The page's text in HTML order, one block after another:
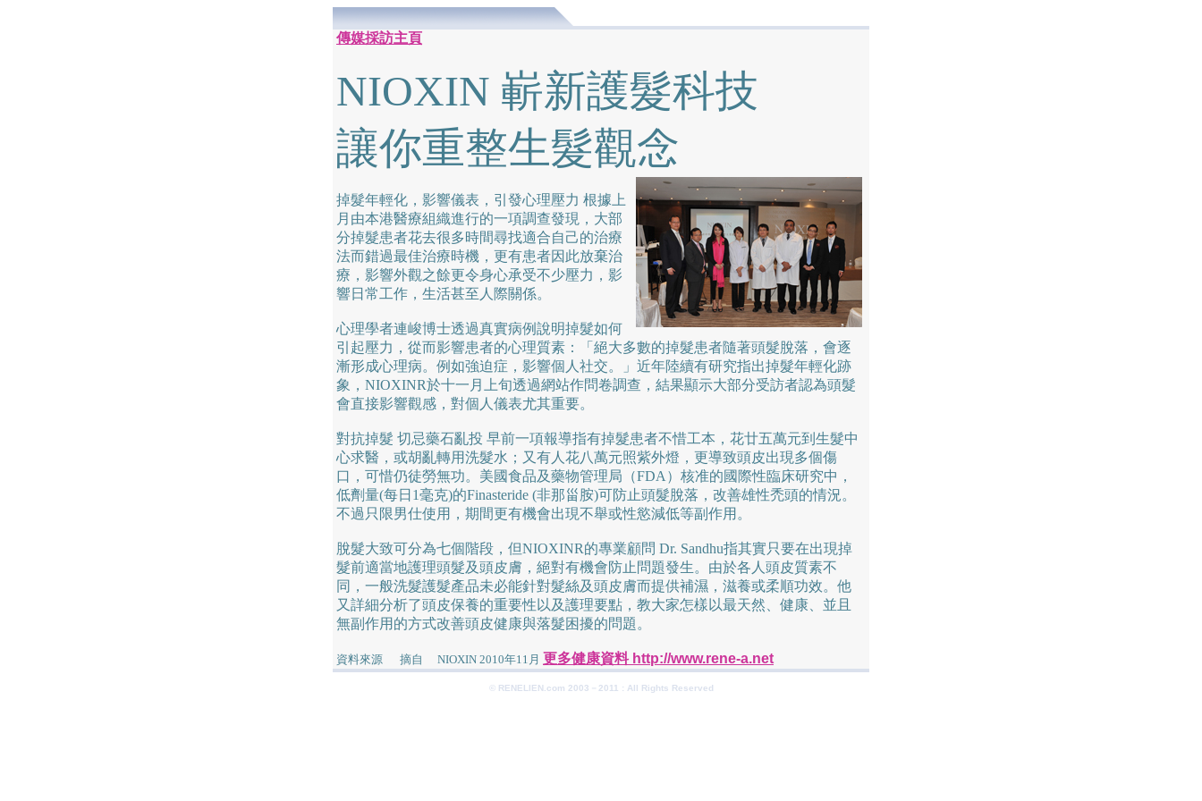
傳媒採訪主頁
NIOXIN 嶄新護髮科技
讓你重整生髮觀念
掉髮年輕化，影響儀表，引發心理壓力 根據上
月由本港醫療組織進行的一項調查發現，大部
分掉髮患者花去很多時間尋找適合自己的治療
法而錯過最佳治療時機，更有患者因此放棄治
療，影響外觀之餘更令身心承受不少壓力，影
響日常工作，生活甚至人際關係。
心理學者連峻博士透過真實病例說明掉髮如何
引起壓力，從而影響患者的心理質素：「絕大多數的掉髮患者隨著頭髮脫落，會逐
漸形成心理病。例如強迫症，影響個人社交。」近年陸續有研究指出掉髮年輕化跡
象，NIOXINR於十一月上旬透過網站作問卷調查，結果顯示大部分受訪者認為頭髮
會直接影響觀感，對個人儀表尤其重要。
對抗掉髮 切忌藥石亂投 早前一項報導指有掉髮患者不惜工本，花廿五萬元到生髮中
心求醫，或胡亂轉用洗髮水；又有人花八萬元照紫外燈，更導致頭皮出現多個傷
口，可惜仍徒勞無功。美國食品及藥物管理局（FDA）核准的國際性臨床研究中，
低劑量(每日1毫克)的Finasteride (非那甾胺)可防止頭髮脫落，改善雄性禿頭的情況。
不過只限男仕使用，期間更有機會出現不舉或性慾減低等副作用。
脫髮大致可分為七個階段，但NIOXINR的專業顧問 Dr. Sandhu指其實只要在出現掉
髮前適當地護理頭髮及頭皮膚，絕對有機會防止問題發生。由於各人頭皮質素不
同，一般洗髮護髮產品未必能針對髮絲及頭皮膚而提供補濕，滋養或柔順功效。他
又詳細分析了頭皮保養的重要性以及護理要點，教大家怎樣以最天然、健康、並且
無副作用的方式改善頭皮健康與落髮困擾的問題。
資料來源 摘自 NIOXIN 2010年11月 更多健康資料 http://www.rene-a.net
© RENELIEN.com 2003－2011 : All Rights Reserved